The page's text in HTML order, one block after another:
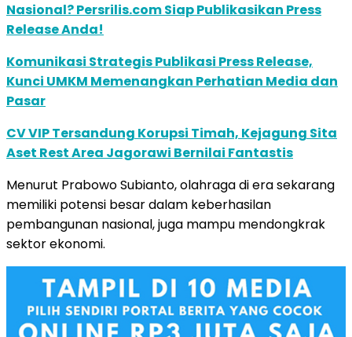
Nasional? Persrilis.com Siap Publikasikan Press
Release Anda!
Komunikasi Strategis Publikasi Press Release,
Kunci UMKM Memenangkan Perhatian Media dan
Pasar
CV VIP Tersandung Korupsi Timah, Kejagung Sita
Aset Rest Area Jagorawi Bernilai Fantastis
Menurut Prabowo Subianto, olahraga di era sekarang
memiliki potensi besar dalam keberhasilan
pembangunan nasional, juga mampu mendongkrak
sektor ekonomi.